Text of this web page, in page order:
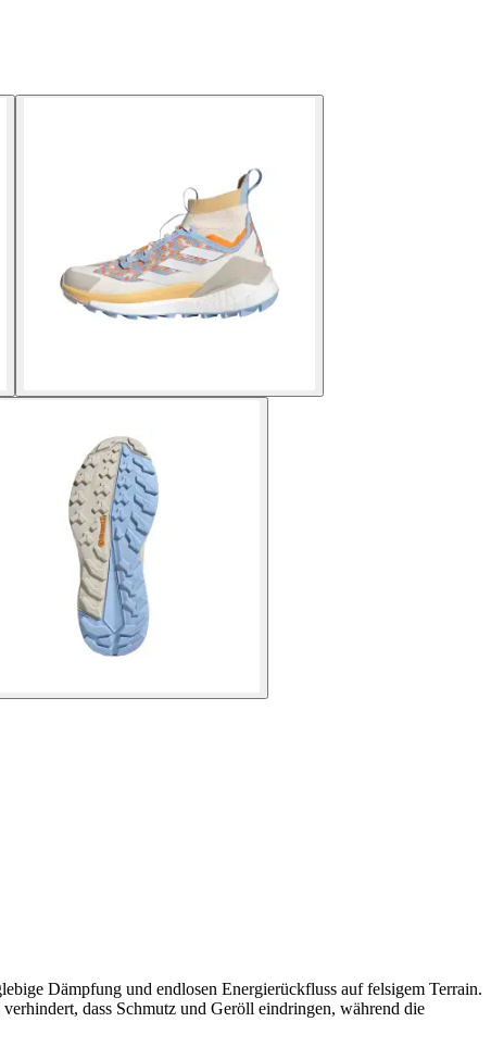
Dämpfung und endlosen Energierückfluss auf felsigem Terrain.
dass Schmutz und Geröll eindringen, während die